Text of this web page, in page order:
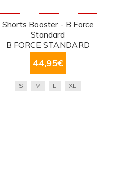
Shorts Booster - B Force
Standard
B FORCE STANDARD
44,95€
S M L XL